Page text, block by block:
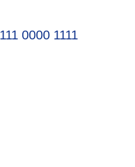
111 0000 1111